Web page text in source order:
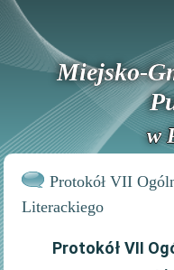
Miejsko-
w
Protokół VII
Literackiego
Protokół VII